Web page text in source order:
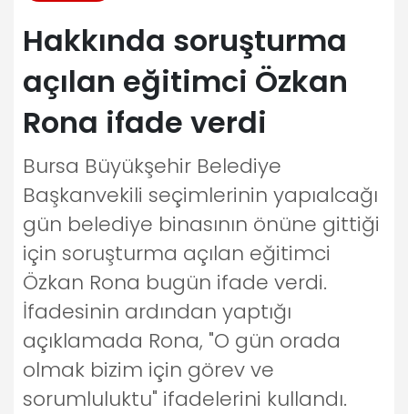
Hakkında soruşturma
açılan eğitimci Özkan
Rona ifade verdi
Bursa Büyükşehir Belediye
Başkanvekili seçimlerinin yapıalcağı
gün belediye binasının önüne gittiği
için soruşturma açılan eğitimci
Özkan Rona bugün ifade verdi.
İfadesinin ardından yaptığı
açıklamada Rona, "O gün orada
olmak bizim için görev ve
sorumluluktu" ifadelerini kullandı.